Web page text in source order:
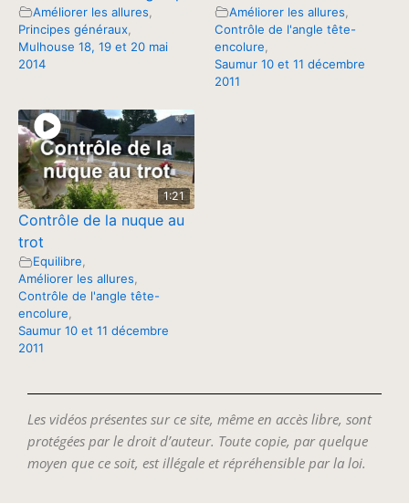
Améliorer les allures
Principes généraux
Mulhouse 18, 19 et 20 mai
2014
Améliorer les allures
Contrôle de l'angle tête-
encolure
Saumur 10 et 11 décembre
2011
1:21
Contrôle de la nuque au
trot
Equilibre
Améliorer les allures
Contrôle de l'angle tête-
encolure
Saumur 10 et 11 décembre
2011
Les vidéos présentes sur ce site, même en accès libre, sont
protégées par le droit d’auteur. Toute copie, par quelque
moyen que ce soit, est illégale et répréhensible par la loi.